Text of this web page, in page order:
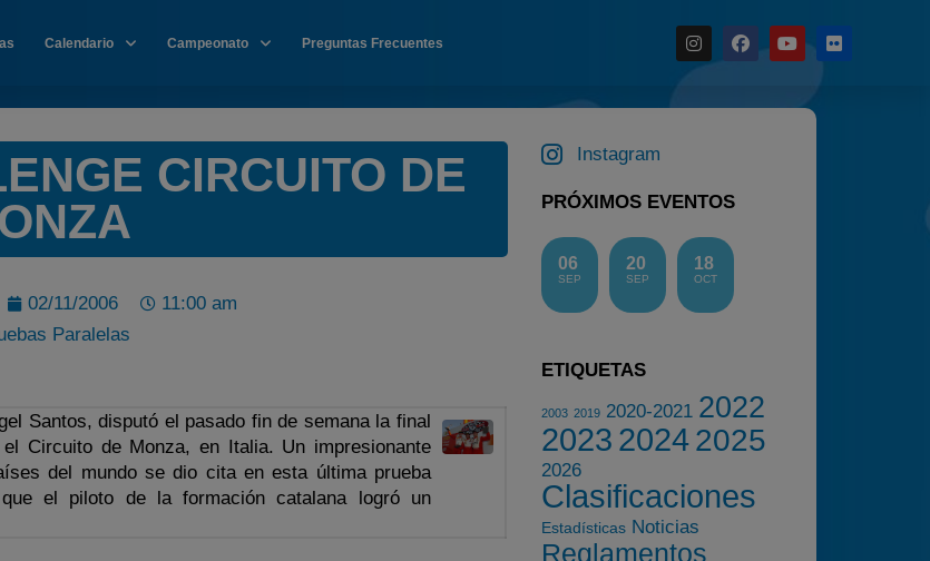
Calendario Campeonato Preguntas Frecuentes
CIRCUITO DE
02/11/2006
11:00 am
Paralelas
Santos, disputó el pasado fin de semana la final
Circuito de Monza, en Italia. Un impresionante
del mundo se dio cita en esta última prueba
el piloto de la formación catalana logró un
Instagram
PRÓXIMOS EVENTOS
06
SEP
20
SEP
18
OCT
ETIQUETAS
2003 2019 2020-2021 2022
2023 20242025
2026
Clasificaciones
Estadísticas Noticias
Reglamentos